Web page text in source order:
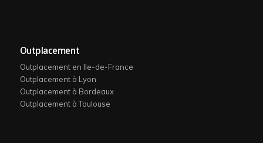
Outplacement
Outplacement en Ile-de-France
Outplacement à Lyon
Outplacement à Bordeaux
Outplacement à Toulouse